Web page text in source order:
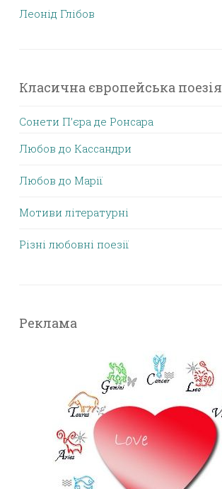
Леонід Глібов
Класична європейська поезія
Сонети П’єра де Ронсара
Любов до Кассандри
Любов до Марії
Мотиви літературні
Різні любовні поезії
Реклама